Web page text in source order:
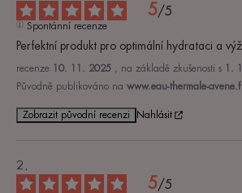
5/5
Spontánní recenze
Perfektní produkt pro optimální hydrataci a
recenze 10. 11. 2025 , na základě zkušenosti s 1.
Původně publikováno na www.eau-thermale-
Zobrazit původní recenzi Nahlásit
5/5